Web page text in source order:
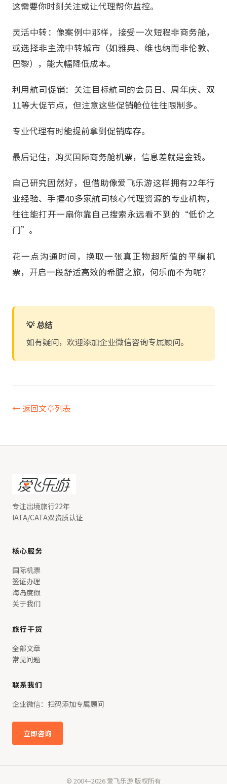
这需要你时刻关注或让代理帮你监控。
灵活中转：像案例中那样，接受一次短程非商务舱，
或选择非主流中转城市（如雅典、维也纳而非伦敦、
巴黎），能大幅降低成本。
利用航司促销：关注目标航司的会员日、周年庆、双
11等大促节点，但注意这些促销舱位往往限制多。
专业代理有时能提前拿到促销库存。
最后记住，购买国际商务舱机票，信息差就是金钱。
自己研究固然好，但借助像爱飞乐游这样拥有22年行
业经验、手握40多家航司核心代理资源的专业机构，
往往能打开一扇你靠自己搜索永远看不到的“低价之
门”。
花一点沟通时间，换取一张真正物超所值的平躺机
票，开启一段舒适高效的希腊之旅，何乐而不为呢？
💡 总结
如有疑问，欢迎添加企业微信咨询专属顾问。
← 返回文章列表
专注出境旅行22年
IATA/CATA双资质认证
核心服务
国际机票
签证办理
海岛度假
关于我们
旅行干货
全部文章
常见问题
联系我们
企业微信：扫码添加专属顾问
立即咨询
© 2004–2026 爱飞乐游 版权所有